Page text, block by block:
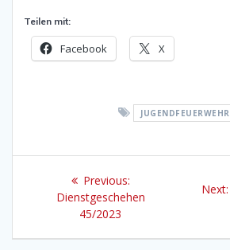
Teilen mit:
Facebook X
JUGENDFEUERWEHR
Beitragsnavigation
Previous:Previous
post:
Dienstgeschehen
45/2023
Next: